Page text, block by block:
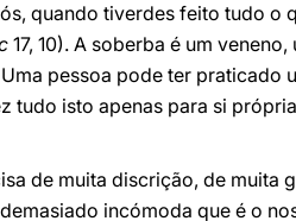
quando tiverdes feito tudo o
17, 10). A soberba é um
pessoa pode ter praticado
isto apenas para si
de muita discrição, de muita
incómoda que é o